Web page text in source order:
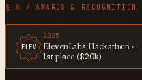
§ A / AWARDS &
ELEV
2025
ElevenLabs Hackathon ·
1st place ($20k)